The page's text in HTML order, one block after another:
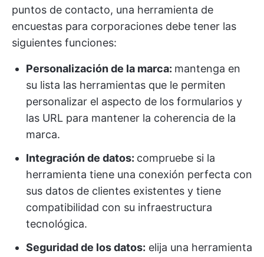
puntos de contacto, una herramienta de
encuestas para corporaciones debe tener las
siguientes funciones:
Personalización de la marca: mantenga en
su lista las herramientas que le permiten
personalizar el aspecto de los formularios y
las URL para mantener la coherencia de la
marca.
Integración de datos: compruebe si la
herramienta tiene una conexión perfecta con
sus datos de clientes existentes y tiene
compatibilidad con su infraestructura
tecnológica.
Seguridad de los datos: elija una herramienta